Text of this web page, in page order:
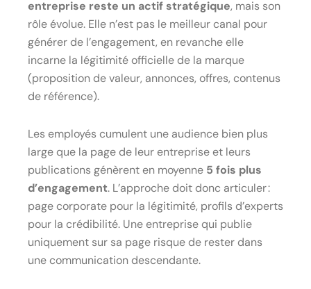
entreprise reste un actif stratégique, mais son
rôle évolue. Elle n’est pas le meilleur canal pour
générer de l’engagement, en revanche elle
incarne la légitimité officielle de la marque
(proposition de valeur, annonces, offres, contenus
de référence).
Les employés cumulent une audience bien plus
large que la page de leur entreprise et leurs
publications génèrent en moyenne 5 fois plus
d’engagement. L’approche doit donc articuler :
page corporate pour la légitimité, profils d’experts
pour la crédibilité. Une entreprise qui publie
uniquement sur sa page risque de rester dans
une communication descendante.